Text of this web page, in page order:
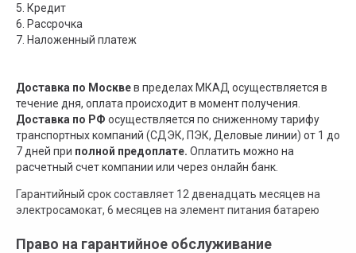
5. Кредит
6. Рассрочка
7. Наложенный платеж
Доставка по Москвев пределах МКАД осуществляется в
течение дня, оплата происходит в момент получения.
Доставка по РФ осуществляется по сниженному тарифу
транспортных компаний (СДЭК, ПЭК, Деловые линии) от 1 до
7 дней при полной предоплате. Оплатить можно на
расчетный счет компании или через онлайн банк.
Гарантийный срок составляет 12 двенадцать месяцев на
электросамокат, 6 месяцев на элемент питания батарею
Право на гарантийное обслуживание